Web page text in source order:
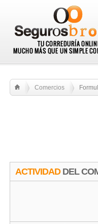
Comercios
ACTIVIDADDEL